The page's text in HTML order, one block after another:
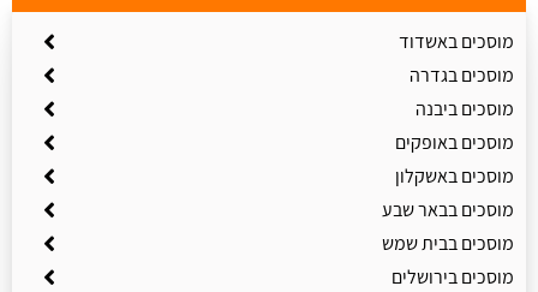
מוסכים באשדוד
מוסכים בגדרה
מוסכים ביבנה
מוסכים באופקים
מוסכים באשקלון
מוסכים בבאר שבע
מוסכים בבית שמש
מוסכים בירושלים